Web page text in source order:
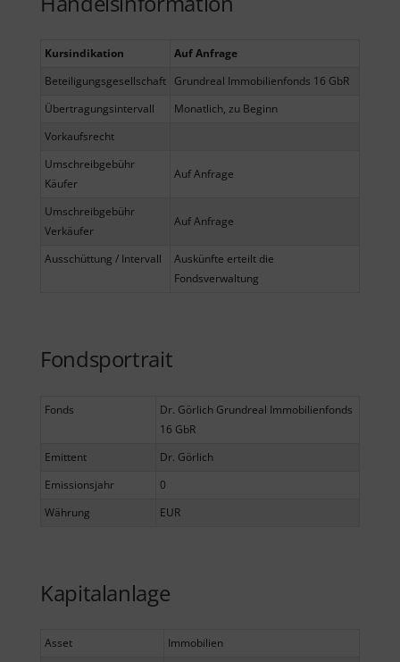
Kursindikation
Auf Anfrage
Beteiligungsgesellschaft Grundreal Immobilienfonds 16 GbR
Übertragungsintervall
Monatlich, zu Beginn
Vorkaufsrecht
Umschreibgebühr
Käufer
Auf Anfrage
Umschreibgebühr
Verkäufer
Auf Anfrage
Ausschüttung / Intervall
Auskünfte erteilt die
Fondsverwaltung
Fondsportrait
Fonds
Dr. Görlich Grundreal Immobilienfonds
16 GbR
Emittent
Dr. Görlich
Emissionsjahr
0
Währung
EUR
Kapitalanlage
Asset
Immobilien